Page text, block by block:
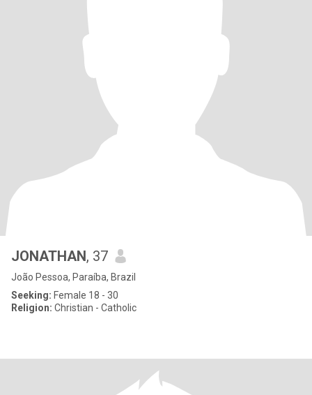
JONATHAN, 37
João Pessoa, Paraíba, Brazil
Seeking: Female 18 - 30
Religion: Christian - Catholic